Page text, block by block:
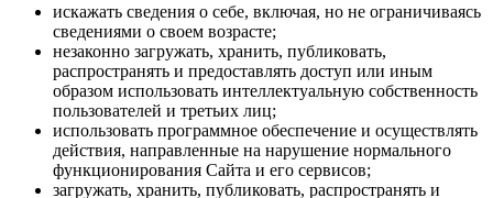
искажать сведения о себе, включая, но не ограничиваясь
сведениями о своем возрасте;
незаконно загружать, хранить, публиковать,
распространять и предоставлять доступ или иным
образом использовать интеллектуальную собственность
пользователей и третьих лиц;
использовать программное обеспечение и осуществлять
действия, направленные на нарушение нормального
функционирования Сайта и его сервисов;
загружать, хранить, публиковать, распространять и